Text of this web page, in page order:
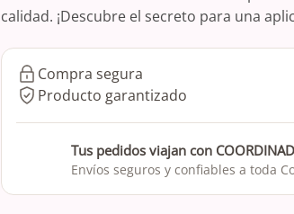
calidad. ¡Descubre el secreto para una
Compra segura
Producto garantizado
Tus pedidos viajan con
Envíos seguros y confiables a toda